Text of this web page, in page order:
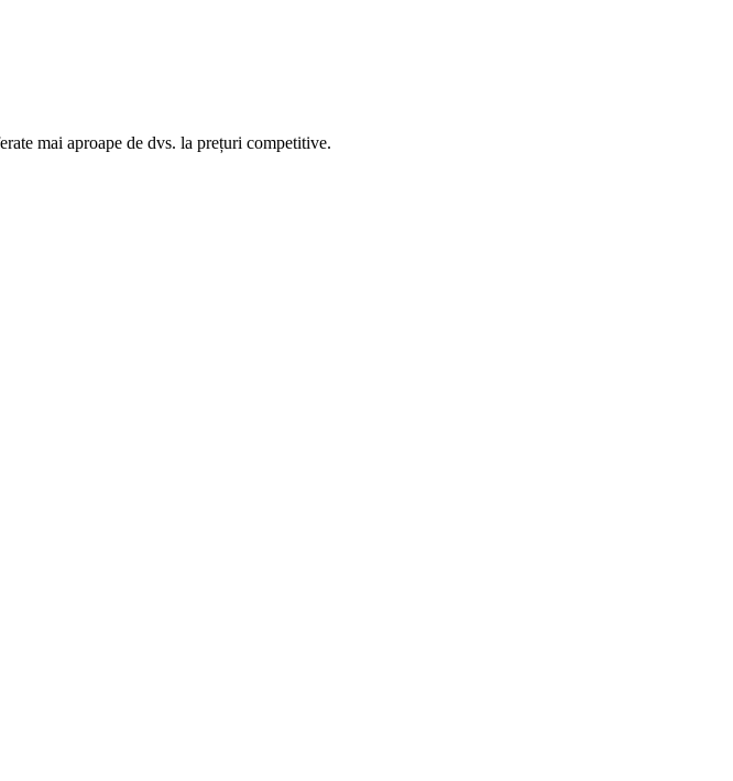
mai aproape de dvs. la prețuri competitive.